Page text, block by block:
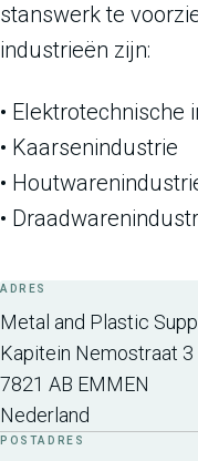
stanswerk te
industrieën zijn:
• Elektrotechnische
• Kaarsenindustrie
•
•
ADRES
Metal and Plastic
Kapitein Nemostraat 3
7821 AB EMMEN
Nederland
POSTADRES